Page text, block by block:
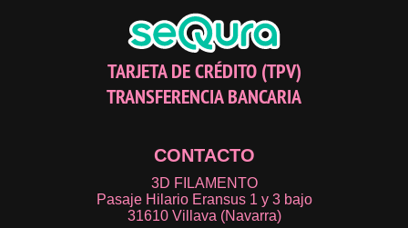
TARJETA DE CRÉDITO (TPV)
TRANSFERENCIA BANCARIA
CONTACTO
3D FILAMENTO
Pasaje Hilario Eransus 1 y 3 bajo
31610 Villava (Navarra)